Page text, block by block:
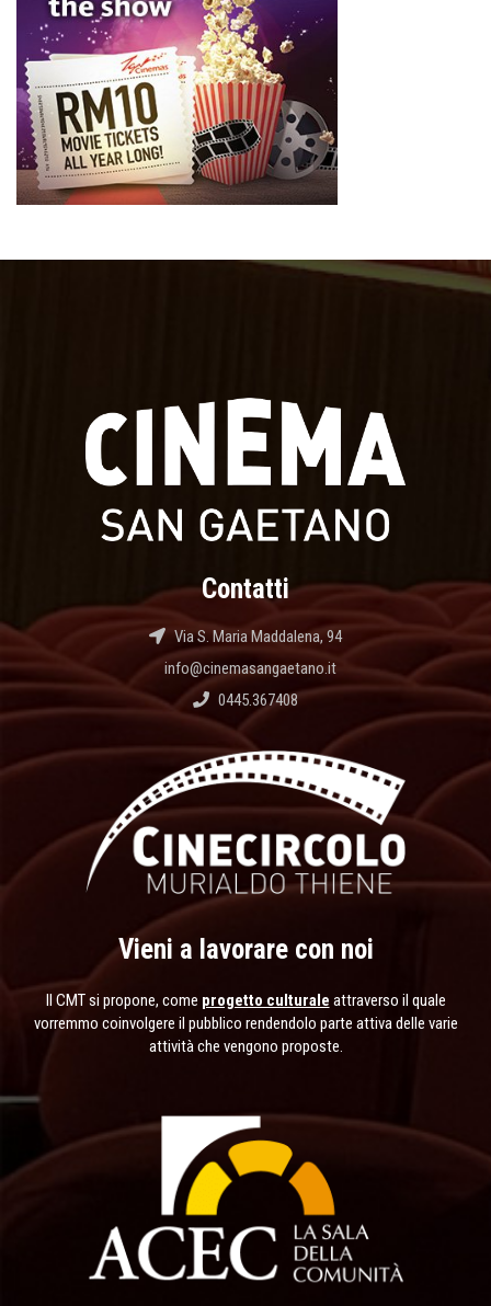
Contatti
Via S. Maria Maddalena, 94
info@cinemasangaetano.it
0445.367408
Vieni a lavorare con noi
Il CMT si propone, come progetto culturale attraverso il quale
vorremmo coinvolgere il pubblico rendendolo parte attiva delle varie
attività che vengono proposte.